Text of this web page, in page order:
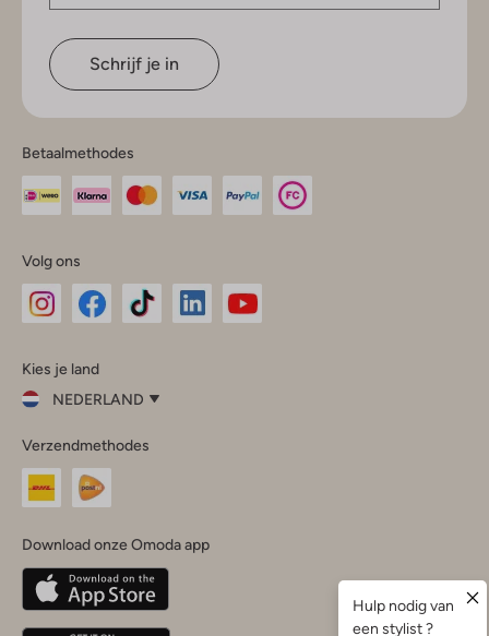
Schrijf je in
Betaalmethodes
Volg ons
InstagramFacebook
Kies je land
NEDERLAND
je
land
Nederland
Belgique(Français)
Deutschland
Verzendmethodes
Download onze Omoda app